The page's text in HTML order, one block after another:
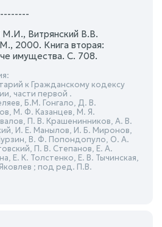
М.И., Витрянский В.В.
2000. Книга вторая:
имущества. С. 708.
к Гражданскому кодексу
части первой .
Б.М. Гонгало, Д. В.
М. Ф. Казанцев, М. Я.
П. В. Крашенинников, А. В.
И. Е. Манылов, И. Б. Миронов,
В. Ф. Попондопуло, О. А.
П. В. Степанов, Е. А.
Е. К. Толстенко, Е. В. Тычинская,
; под ред. П.В.